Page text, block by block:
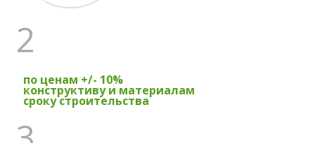
2
по ценам +/- 10%
конструктиву и материалам
сроку строительства